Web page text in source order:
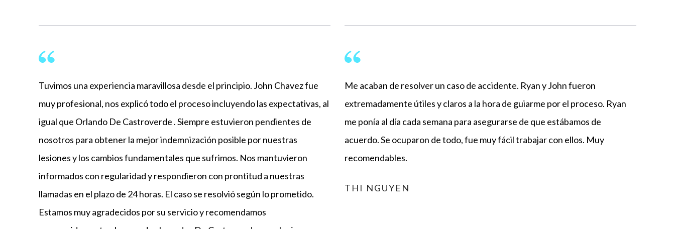
Tuvimos una experiencia maravillosa desde el principio. John Chavez fue
muy profesional, nos explicó todo el proceso incluyendo las expectativas, al
igual que Orlando De Castroverde . Siempre estuvieron pendientes de
nosotros para obtener la mejor indemnización posible por nuestras
lesiones y los cambios fundamentales que sufrimos. Nos mantuvieron
informados con regularidad y respondieron con prontitud a nuestras
llamadas en el plazo de 24 horas. El caso se resolvió según lo prometido.
Estamos muy agradecidos por su servicio y recomendamos
Me acaban de resolver un caso de accidente. Ryan y John fueron
extremadamente útiles y claros a la hora de guiarme por el proceso. Ryan
me ponía al día cada semana para asegurarse de que estábamos de
acuerdo. Se ocuparon de todo, fue muy fácil trabajar con ellos. Muy
recomendables.
THI NGUYEN